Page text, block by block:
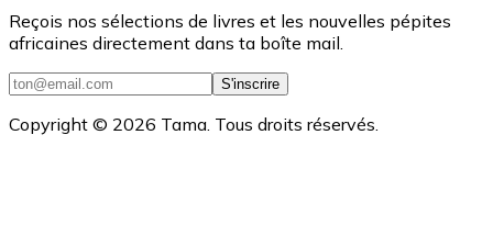
Reçois nos sélections de livres et les nouvelles pépites
africaines directement dans ta boîte mail.
S'inscrire
Copyright © 2026 Tama. Tous droits réservés.